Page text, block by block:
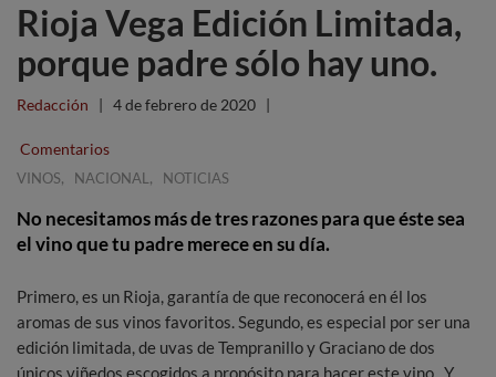
Rioja Vega Edición Limitada,
porque padre sólo hay uno.
Redacción | 4 de febrero de 2020 |
Comentarios
VINOS, NACIONAL , NOTICIAS
No necesitamos más de tres razones para que éste sea
el vino que tu padre merece en su día.
Primero, es un Rioja, garantía de que reconocerá en él los
aromas de sus vinos favoritos. Segundo, es especial por ser una
edición limitada, de uvas de Tempranillo y Graciano de dos
únicos viñedos escogidos a propósito para hacer este vino. Y,